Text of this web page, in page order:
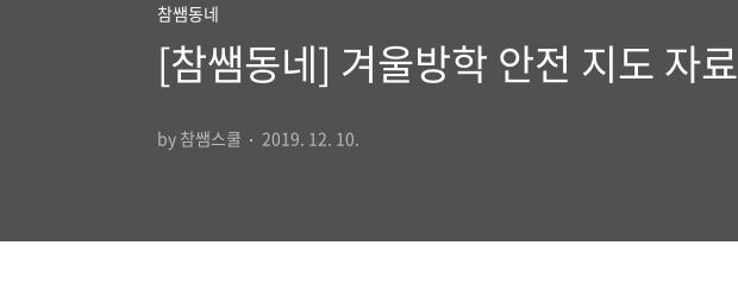
참쌤동네
[참쌤동네] 겨울방학 안전 지도 자료
by 참쌤스쿨 2019. 12. 10.